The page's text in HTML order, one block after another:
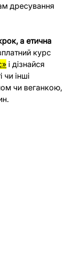
дресування
а етична
курс
» і дізнайся
чи інші
чи веганкою,